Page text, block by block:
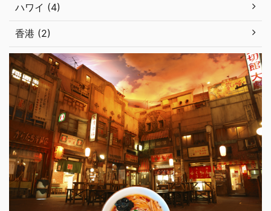
ハワイ (4)
香港 (2)